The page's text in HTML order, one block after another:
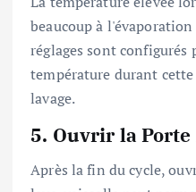
beaucoup à
réglages sont configurés
température durant
lavage.
5. Ouvrir la Porte
Après la fin du cycle,